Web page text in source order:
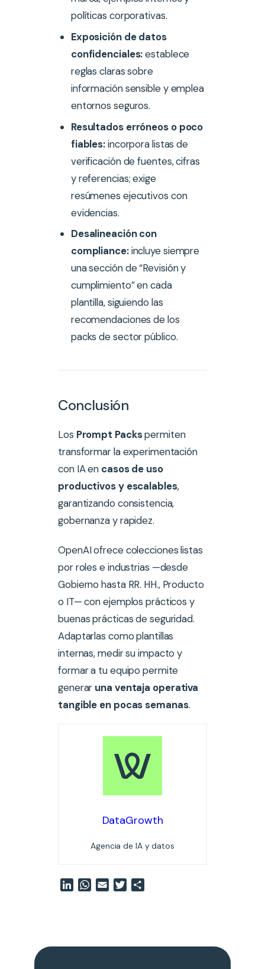
políticas corporativas.
Exposición de datos
confidenciales:establece
reglas claras sobre
información sensible y emplea
entornos seguros.
Resultados erróneos o poco
fiables:incorpora listas de
verificación de fuentes, cifras
y referencias; exige
resúmenes ejecutivos con
evidencias.
Desalineación con
compliance:incluye siempre
una sección de “Revisión y
cumplimiento” en cada
plantilla, siguiendo las
recomendaciones de los
packs de sector público.
Conclusión
Los Prompt Packspermiten
transformar la experimentación
con IA en casos de uso
productivos y escalables,
garantizando consistencia,
gobernanza y rapidez.
OpenAI ofrece colecciones listas
por roles e industrias —desde
Gobierno hasta RR. HH., Producto
o IT— con ejemplos prácticos y
buenas prácticas de seguridad.
Adaptarlas como plantillas
internas, medir su impacto y
formar a tu equipo permite
generar una ventaja operativa
tangible en pocas semanas.
DataGrowth
Agencia de IA y datos
LinkedInWhatsApp
Email Twitter